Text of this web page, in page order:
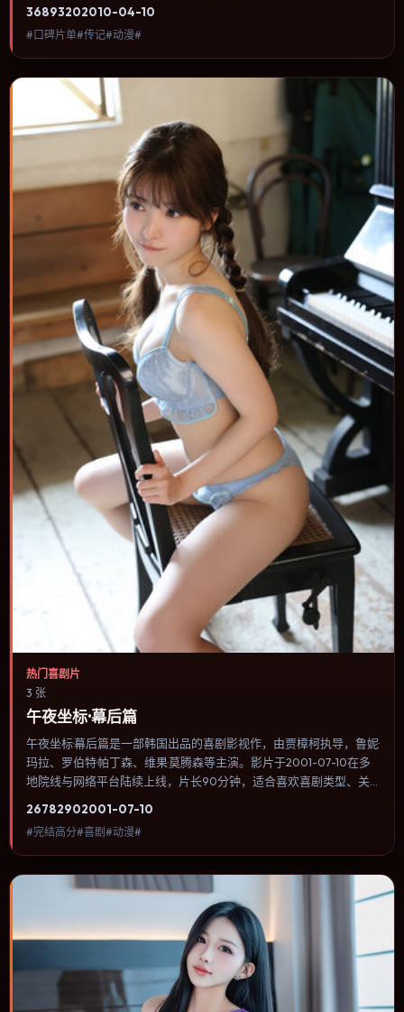
奏与视听语言统一，可作为休闲观影或类型片补片的选择。
36893202010-04-10
#口碑片单#传记#动漫#
热门喜剧片
3 张
午夜坐标·幕后篇
午夜坐标·幕后篇是一部韩国出品的喜剧影视作，由贾樟柯执导，鲁妮·
玛拉、罗伯特·帕丁森、维果·莫腾森等主演。影片于2001-07-10在多
地院线与网络平台陆续上线，片长90分钟，适合喜欢喜剧类型、关
进，节奏与视听语言统一，可作为休闲观影或类型片补片的选择。
26782902001-07-10
#完结高分#喜剧#动漫#